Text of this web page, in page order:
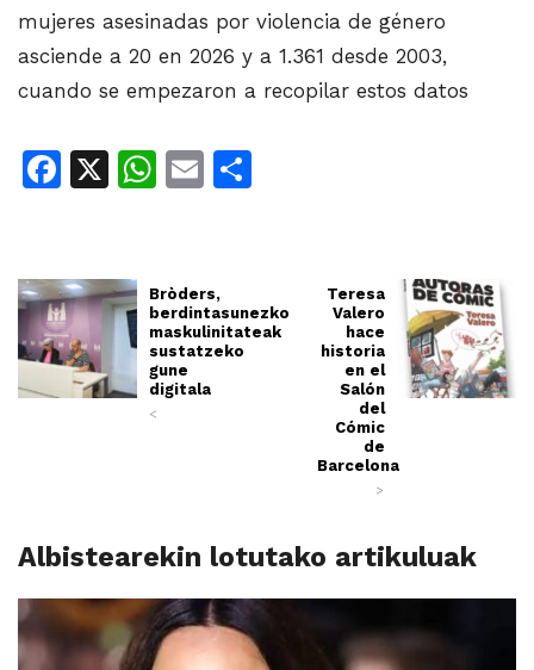
mujeres asesinadas por violencia de género
asciende a 20 en 2026 y a 1.361 desde 2003,
cuando se empezaron a recopilar estos datos
Facebook
X WhatsApp
Email
Bròders,
berdintasunezko
maskulinitateak
sustatzeko
gune
digitala
<
Teresa
Valero
hace
historia
en el
Salón
del
Cómic
de
Barcelona
>
Albistearekin lotutako artikuluak